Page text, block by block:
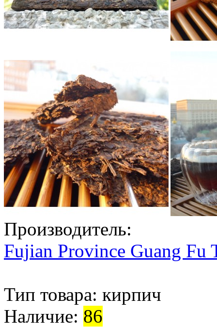
Производитель:
Fujian Province Guang Fu
Тип товара: кирпич
Наличие: 86